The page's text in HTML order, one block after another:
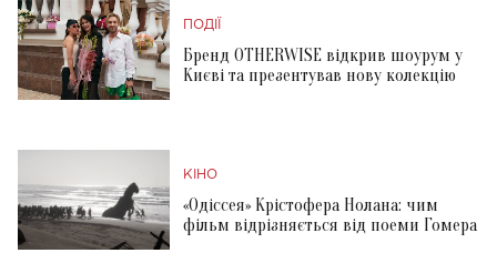
ПОДІЇ
Бренд OTHERWISE відкрив шоурум у
Києві та презентував нову колекцію
КІНО
«Одіссея» Крістофера Нолана: чим
фільм відрізняється від поеми Гомера